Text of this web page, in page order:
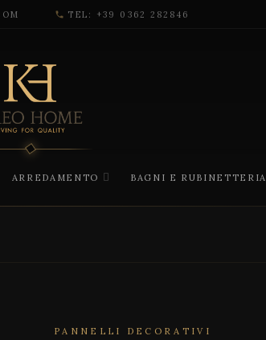
phone TEL: +39 0362 282846
ARREDAMENTO BAGNI E RUBINETTERIA
PANNELLI DECORATIVI